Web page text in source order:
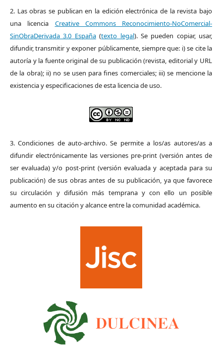
2. Las obras se publican en la edición electrónica de la revista bajo
una licencia Creative Commons Reconocimiento-NoComercial-
SinObraDerivada 3.0 España(texto legal). Se pueden copiar, usar,
difundir, transmitir y exponer públicamente, siempre que: i) se cite la
autoría y la fuente original de su publicación (revista, editorial y URL
de la obra); ii) no se usen para fines comerciales; iii) se mencione la
existencia y especificaciones de esta licencia de uso.
3. Condiciones de auto-archivo. Se permite a los/as autores/as a
difundir electrónicamente las versiones pre-print (versión antes de
ser evaluada) y/o post-print (versión evaluada y aceptada para su
publicación) de sus obras antes de su publicación, ya que favorece
su circulación y difusión más temprana y con ello un posible
aumento en su citación y alcance entre la comunidad académica.